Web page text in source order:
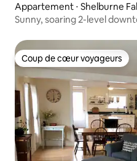
Appartement ⋅ Shelburne
Sunny, soaring 2-level
Coup de cœur voyageurs
Coup de cœur voyageurs